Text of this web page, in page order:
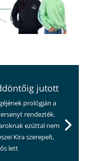
jutott
prológján a
rendezték.
ezúttal nem
Kira szerepelt,
lett